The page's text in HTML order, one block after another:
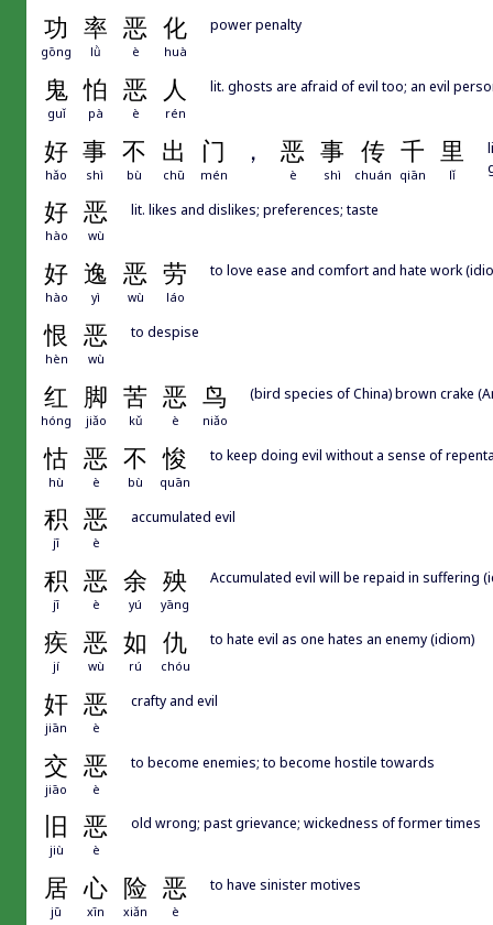
功 率 恶 化
gōng lǜ è huà
power penalty
鬼 怕 恶 人
guǐ pà è rén
lit. ghosts are afraid of evil too; an evil
好 事 不 出 门 ， 恶 事 传 千 里
hǎo shì bù chū mén è shì chuán qiān lǐ
好 恶
hào wù
lit. likes and dislikes; preferences; taste
好 逸 恶 劳
hào yì wù láo
to love ease and comfort and hate work
恨 恶
hèn wù
to despise
红 脚 苦 恶 鸟
hóng jiǎo kǔ è niǎo
(bird species of China) brown crake
怙 恶 不 悛
hù è bù quān
to keep doing evil without a sense of
积 恶
jī è
accumulated evil
积 恶 余 殃
jī è yú yāng
Accumulated evil will be repaid in suffering
疾 恶 如 仇
jí wù rú chóu
to hate evil as one hates an enemy (idiom)
奸 恶
jiān è
crafty and evil
交 恶
jiāo è
to become enemies; to become hostile towards
旧 恶
jiù è
old wrong; past grievance; wickedness of former times
居 心 险 恶
jū xīn xiǎn è
to have sinister motives